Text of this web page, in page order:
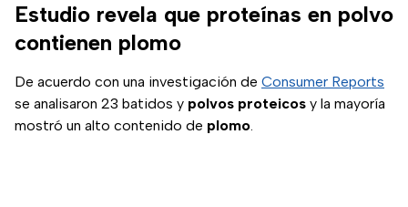
Estudio revela que proteínas en polvo
contienen plomo
De acuerdo con una investigación de Consumer Reports
se analisaron 23 batidos y polvos proteicos y la mayoría
mostró un alto contenido de plomo.